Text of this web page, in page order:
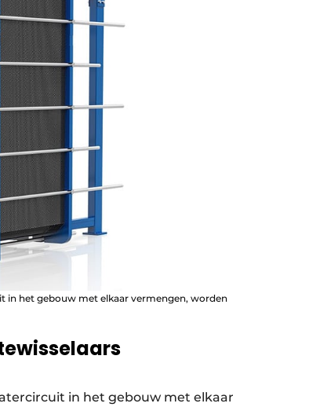
het gebouw met elkaar vermengen, worden
in het gebouw met elkaar